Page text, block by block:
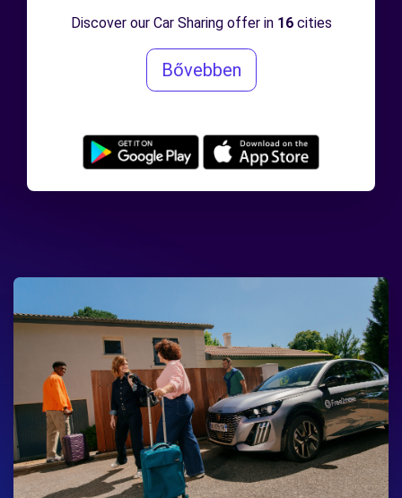
Discover our Car Sharing offer in 16cities
Bővebben